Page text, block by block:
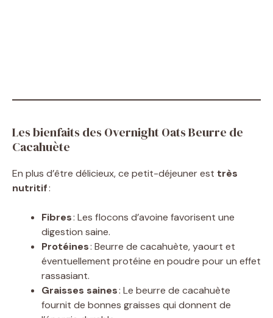
Les bienfaits des Overnight Oats Beurre de
Cacahuète
En plus d’être délicieux, ce petit-déjeuner est très
nutritif:
Fibres: Les flocons d’avoine favorisent une
digestion saine.
Protéines: Beurre de cacahuète, yaourt et
éventuellement protéine en poudre pour un effet
rassasiant.
Graisses saines: Le beurre de cacahuète
fournit de bonnes graisses qui donnent de